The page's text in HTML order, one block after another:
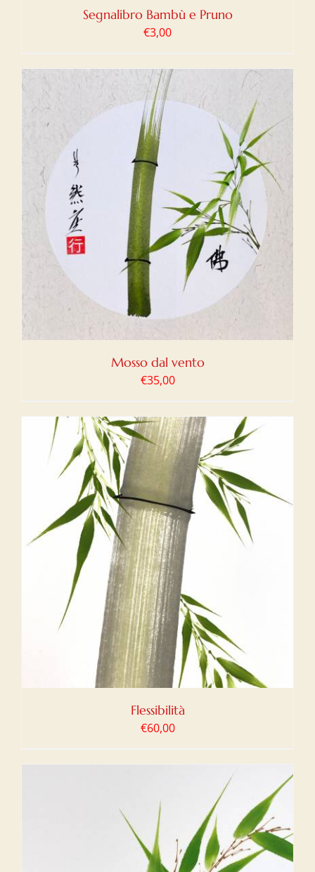
Segnalibro Bambù e Pruno
€3,00
Mosso dal vento
€35,00
Flessibilità
€60,00